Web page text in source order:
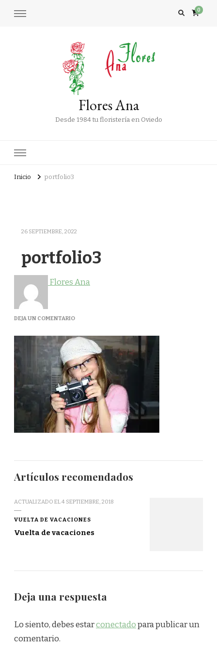
0
Flores Ana
Desde 1984 tu floristería en Oviedo
Inicio portfolio3
26 SEPTIEMBRE, 2022
portfolio3
Flores Ana
DEJA UN COMENTARIOEN
Artículos recomendados
ACTUALIZADO EL4 SEPTIEMBRE, 2018
VUELTA DE VACACIONES
Vuelta de vacaciones
Deja una respuesta
Lo siento, debes estarconectadopara publicar un
comentario.